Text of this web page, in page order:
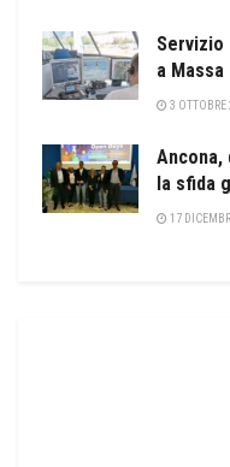
a Massa
3 OTTOBRE
la sfida
17